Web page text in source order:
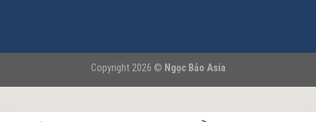
Copyright 2026 © Ngọc Bảo Asia